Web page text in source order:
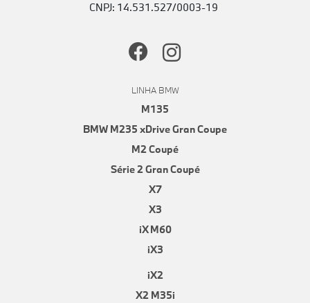
CNPJ: 14.531.527/0003-19
LINHA BMW
M135
BMW M235 xDrive Gran Coupe
M2 Coupé
Série 2 Gran Coupé
X7
X3
iX M60
iX3
iX2
X2 M35i